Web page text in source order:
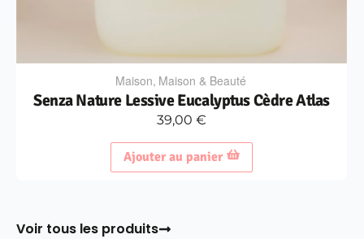
Maison, Maison & Beauté
Senza Nature Lessive Eucalyptus Cèdre Atlas
39,00 €
Ajouter au panier
Voir tous les produits